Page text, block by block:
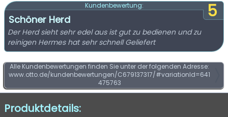
5
Kundenbewertung:
Schöner Herd
Der Herd sieht sehr edel aus ist gut zu bedienen und zu
reinigen Hermes hat sehr schnell Geliefert
Alle Kundenbewertungen finden Sie unter der folgenden Adresse:
www.otto.de/kundenbewertungen/C679137317/#variationId=641
475763
Produktdetails: